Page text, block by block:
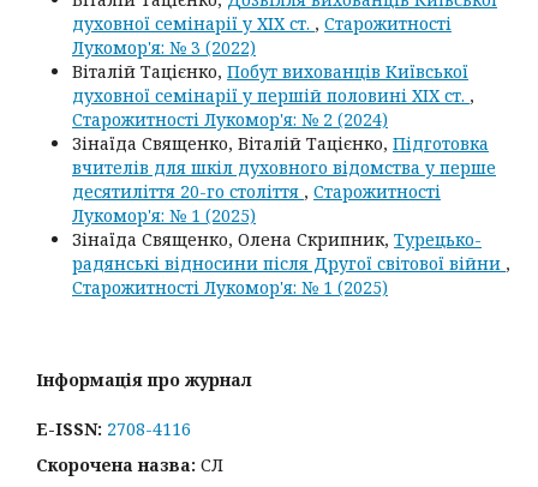
духовної семінарії у ХІХ ст. , Старожитності
Лукомор'я: № 3 (2022)
Віталій Тацієнко, Побут вихованців Київської
духовної семінарії у першій половині ХІХ ст. ,
Старожитності Лукомор'я: № 2 (2024)
Зінаїда Священко, Віталій Тацієнко, Підготовка
вчителів для шкіл духовного відомства у перше
десятиліття 20-го століття , Старожитності
Лукомор'я: № 1 (2025)
Зінаїда Священко, Олена Скрипник, Турецько-
радянські відносини після Другої світової війни ,
Старожитності Лукомор'я: № 1 (2025)
Інформація про журнал
E-ISSN: 2708-4116
Скорочена назва: СЛ